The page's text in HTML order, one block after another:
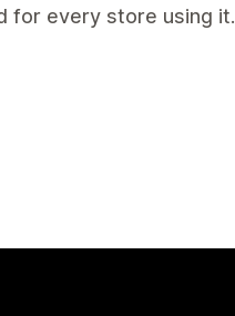
for every store using it.